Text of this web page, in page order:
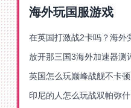
海外玩国服游戏